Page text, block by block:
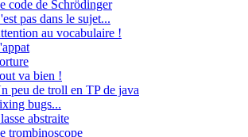
code de Schrödinger
pas dans le sujet...
au vocabulaire !
va bien !
peu de troll en TP de java
bugs...
abstraite
trombinoscope